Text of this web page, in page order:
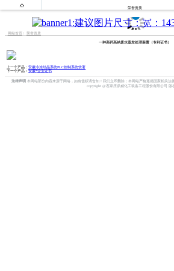

荣誉资质
网站首页 荣誉资质
一种高钙高钠废水蒸发处理装置（专利证书）
上一个产品：安徽冷冻结晶系统PLC控制系统软著
下一个产品：安徽*企业证书
法律声明 本网站部分内容来源于网络，如有侵权请告知！我们立即删除；本网站严格遵循国家相关法
copyright @石家庄鼎威化工装备工程股份有限公司 版